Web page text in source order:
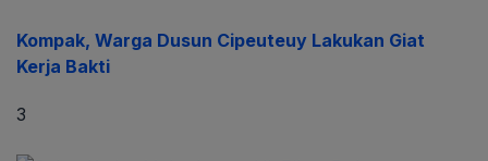
Kompak, Warga Dusun Cipeuteuy Lakukan Giat
Kerja Bakti
3